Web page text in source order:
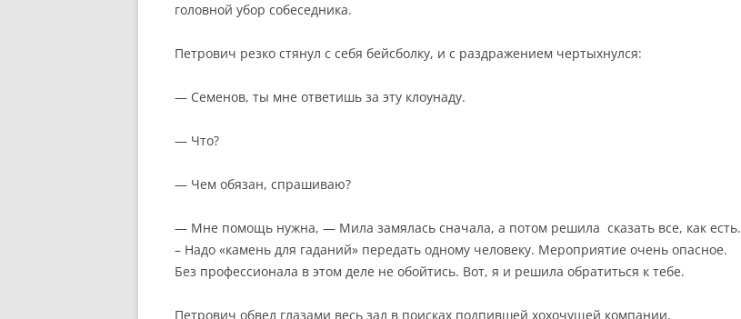
головной убор собеседника.
Петрович резко стянул с себя бейсболку, и с раздражением чертыхнулся:
— Семенов, ты мне ответишь за эту клоунаду.
— Что?
— Чем обязан, спрашиваю?
— Мне помощь нужна, — Мила замялась сначала, а потом решила сказать все, как есть.
– Надо «камень для гаданий» передать одному человеку. Мероприятие очень опасное.
Без профессионала в этом деле не обойтись. Вот, я и решила обратиться к тебе.
Петрович обвел глазами весь зал в поисках подпившей хохочущей компании,